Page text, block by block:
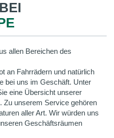
allen Bereichen des
an Fahrrädern und natürlich
bei uns im Geschäft. Unter
eine Übersicht unserer
Zu unserem Service gehören
aller Art. Wir würden uns
Geschäftsräumen